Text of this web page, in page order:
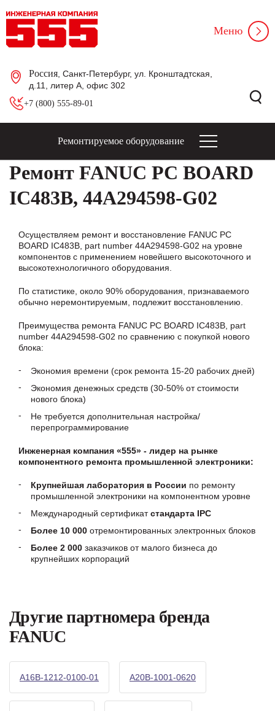
Россия , Санкт-Петербург, ул. Кронштадтская,
д.11, литер А, офис 302
+7 (800) 555-89-01
Меню
Ремонтируемое оборудование
Ремонт FANUC PC BOARD
IC483B, 44A294598-G02
Осуществляем ремонт и восстановление FANUC PC
BOARD IC483B, part number 44A294598-G02 на уровне
компонентов с применением новейшего высокоточного и
высокотехнологичного оборудования.
По статистике, около 90% оборудования, признаваемого
обычно неремонтируемым, подлежит восстановлению.
Преимущества ремонта FANUC PC BOARD IC483B, part
number 44A294598-G02 по сравнению с покупкой нового
блока:
Экономия времени (срок ремонта 15-20 рабочих дней)
Экономия денежных средств (30-50% от стоимости
нового блока)
Не требуется дополнительная настройка/
перепрограммирование
Инженерная компания «555» - лидер на рынке
компонентного ремонта промышленной электроники:
Крупнейшая лаборатория в России по ремонту
промышленной электроники на компонентном уровне
Международный сертификатстандарта IPC
Более 10 000 отремонтированных электронных блоков
Более 2 000 заказчиков от малого бизнеса до
крупнейших корпораций
Другие партномера бренда
FANUC
A16B-1212-0100-01 A20B-1001-0620